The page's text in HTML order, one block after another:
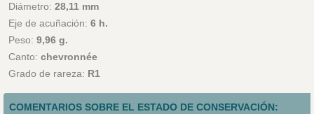
Diámetro: 28,11 mm
Eje de acuñación: 6 h.
Peso: 9,96 g.
Canto: chevronnée
Grado de rareza: R1
COMENTARIOS SOBRE EL ESTADO DE CONSERVACIÓN: